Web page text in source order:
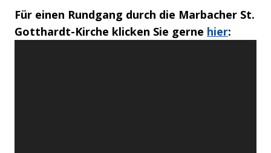
Für einen Rundgang durch die Marbacher St.
Gotthardt-Kirche klicken Sie gerne hier: